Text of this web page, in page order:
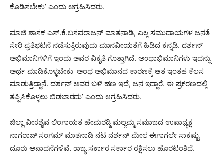
ಕೊಡಿಸಬೇಕು’ ಎಂದು ಆಗ್ರಹಿಸಿದರು.
ಮಾಜಿ ಶಾಸಕ ಎಸ್.ಕೆ.ಬಸವರಾಜನ್ ಮಾತನಾಡಿ, ಎಲ್ಲ ಸಮುದಾಯಗಳ ಜನತೆ
ಸೇರಿ ಪ್ರತಿಭಟನೆ ನಡೆಸುತ್ತಿರುವುದು ಮಾನವೀಯತೆಗೆ ಹಿಡಿದ ಕನ್ನಡಿ. ದರ್ಶನ್
ಅಭಿಮಾನಿಗಳಿಗೆ ಇಂದು ಅವರ ವಿಕೃತಿ ಗೊತ್ತಾಗಿದೆ. ಅಂಧಾಭಿಮಾನಿಗಳು ಇದನ್ನು
ಅರ್ಥ ಮಾಡಿಕೊಳ್ಳಬೇಕು. ಅಂಧ ಅಭಿಮಾನದ ಕಾರಣಕ್ಕೆ ಆತ ಇಂತಹ ಕೆಲಸ
ಮಾಡುತ್ತಿದ್ದಾನೆ. ದರ್ಶನ್ ಅವರ ಬಳಿ ಹಣ ಇದೆ, ಜನ ಇದ್ದಾರೆ. ಈ ಪ್ರಕರಣದಲ್ಲಿ
ತಪ್ಪಿಸಿಕೊಳ್ಳಲು ಬಿಡಬಾರದು’ ಎಂದು ಆಗ್ರಹಿಸಿದರು.
ಜಿಲ್ಲಾ ವೀರಶೈವ ಲಿಂಗಾಯತ ಹೇಮರಡ್ಡಿ ಮಲ್ಲಮ್ಮ ಸಮಾಜದ ಉಪಾಧ್ಯಕ್ಷ
ನಾಗರಾಜ್ ಸಂಗಮ್ ಮಾತನಾಡಿ ನಟ ದರ್ಶನ್ ಮೇಲೆ ಈಗಾಗಲೇ ಸಾಕಷ್ಟು
ದೂರು ಆಪಾದನೆಗಳಿವೆ. ರಾಜ್ಯ ಸರ್ಕಾರ ಸರ್ಕಾರ ರಕ್ಷಿಸಲು ಹೊರಟಂತಿದೆ.